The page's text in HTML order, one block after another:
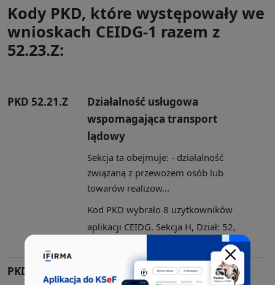
Kody PKD, które występowały we
wnioskach CEIDG-1 razem z
52.23.Z:
PKD 52.21.Z
Działalność usługowa
wspomagająca transport
lądowy
Sekcja ta obejmuje: - działalność
związaną z przewozem osób lub
towarów realizow...
Kod PKD wybrało 8 użytkowników
aplikacji CEIDG. Sekcja H, Dział: 52,
PKD 51.10.Z Transport lotniczy pasażerski